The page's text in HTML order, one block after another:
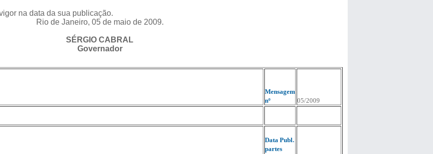
na data da sua publicação.
Rio de Janeiro, 05 de maio de 2009.
SÉRGIO CABRAL
Governador
Mensagem
nº
05/2009
Data Publ.
partes